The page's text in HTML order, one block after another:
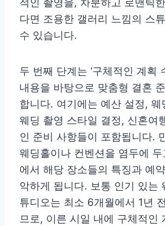
적인 촬영을, 차분하고 로맨틱
다면 조용한 갤러리 느낌의 스
수 있습니다.
두 번째 단계는 ‘구체적인 계획
내용을 바탕으로 맞춤형 결혼
합니다. 여기에는 예산 설정, 웨
웨딩 촬영 스타일 결정, 신혼여
인 준비 사항들이 포함됩니다.
웨딩홀이나 컨벤션을 염두에
에서 해당 장소들의 특징과 예
악하게 됩니다. 보통 인기 있는
튜디오는 최소 6개월에서 1년
므로, 이른 시일 내에 구체적인